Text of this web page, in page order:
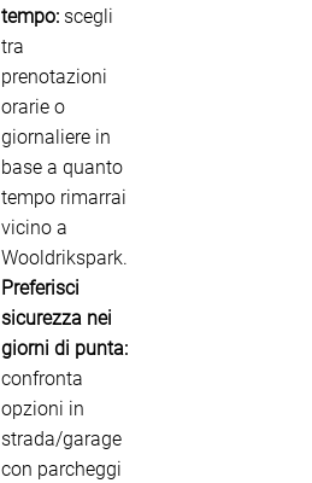
tempo: scegli
tra
prenotazioni
orarie o
giornaliere in
base a quanto
tempo rimarrai
vicino a
Wooldrikspark.
Preferisci
sicurezza nei
giorni di punta:
confronta
opzioni in
strada/garage
con parcheggi